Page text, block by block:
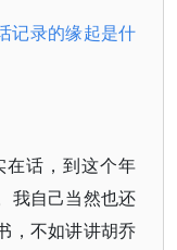
记录的缘起是什
话，到这个年
我自己当然也还
，不如讲讲胡乔